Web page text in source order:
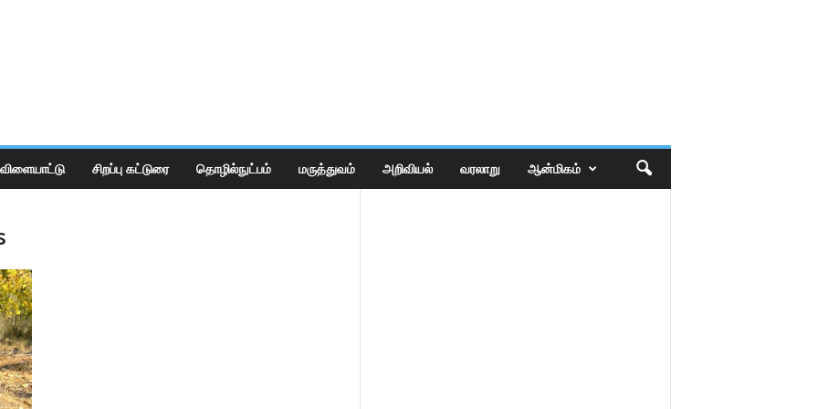
விளையாட்டு சிறப்பு கட்டுரை தொழில்நுட்பம் மருத்துவம் அறிவியல் வரலாறு ஆன்மிகம்